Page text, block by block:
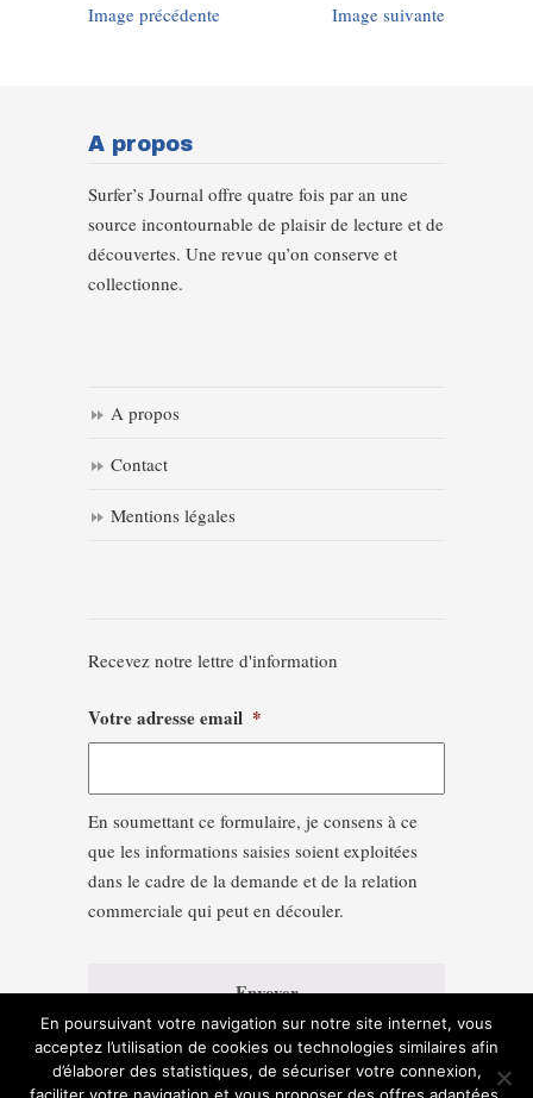
Image précédente Image suivante
A propos
Surfer’s Journal offre quatre fois par an une
source incontournable de plaisir de lecture et de
découvertes. Une revue qu’on conserve et
collectionne.
A propos
Contact
Mentions légales
Recevez notre lettre d'information
Votre adresse email *
En soumettant ce formulaire, je consens à ce
que les informations saisies soient exploitées
dans le cadre de la demande et de la relation
commerciale qui peut en découler.
En poursuivant votre navigation sur notre site internet, vous
acceptez l’utilisation de cookies ou technologies similaires afin
d’élaborer des statistiques, de sécuriser votre connexion,